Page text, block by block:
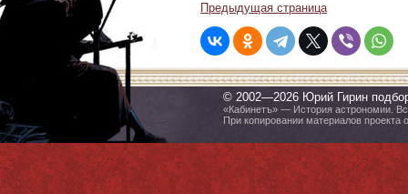
Предыдущая страница
© 2002—2026 Юрий Гирин
«Кабинетъ» — История астрономии.
При копировании материалов проекта